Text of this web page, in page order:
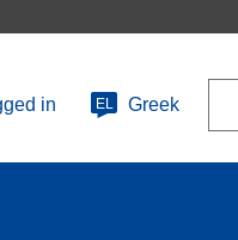
in EL Greek